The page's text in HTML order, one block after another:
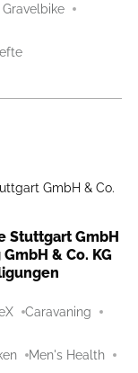
GmbH & Co.
Stuttgart GmbH
& Co. KG
Caravaning
Men's Health